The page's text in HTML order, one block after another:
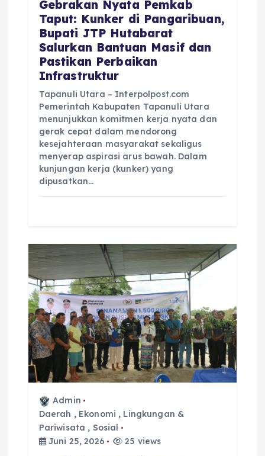
Gebrakan Nyata Pemkab
Taput: Kunker di Pangaribuan,
Bupati JTP Hutabarat
Salurkan Bantuan Masif dan
Pastikan Perbaikan
Infrastruktur
Tapanuli Utara – Interpolpost.com
Pemerintah Kabupaten Tapanuli Utara
menunjukkan komitmen kerja nyata dan
gerak cepat dalam mendorong
kesejahteraan masyarakat sekaligus
menyerap aspirasi arus bawah. Dalam
kunjungan kerja (kunker) yang
dipusatkan…
Admin
Daerah , Ekonomi , Lingkungan &
Pariwisata , Sosial
Juni 25, 2026
25 views